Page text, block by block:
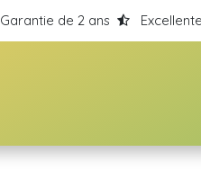
Garantie de 2 ans